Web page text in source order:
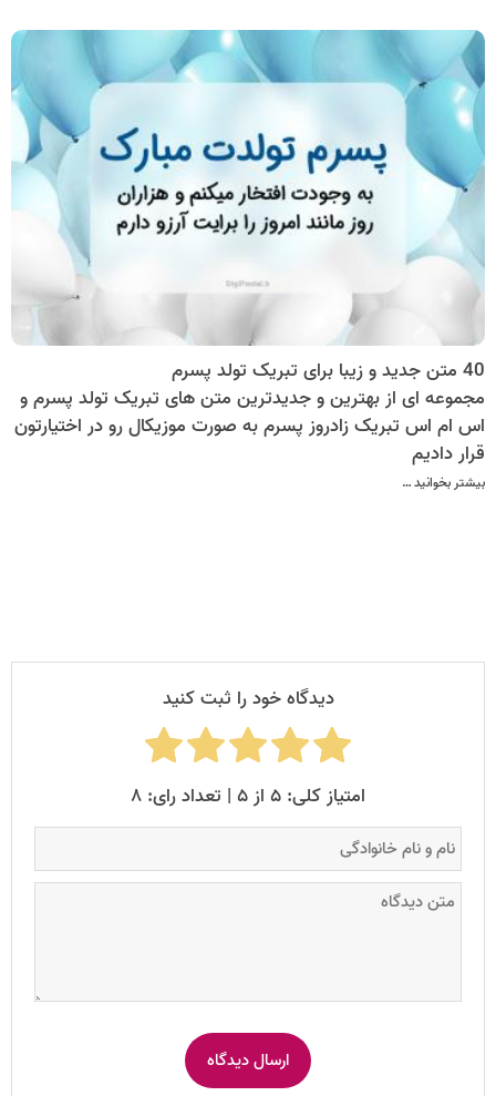
40 متن جدید و زیبا برای تبریک تولد پسرم
مجموعه ای از بهترین و جدیدترین متن های تبریک تولد پسرم و
اس ام اس تبریک زادروز پسرم به صورت موزیکال رو در اختیارتون
قرار دادیم
بیشتر بخوانید …
دیدگاه خود را ثبت کنید
امتیاز کلی: ۵ از ۵ | تعداد رای: ۸